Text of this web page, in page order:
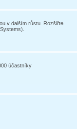
v dalším růstu. Rozšiřte
účastníky